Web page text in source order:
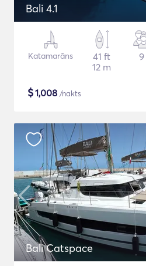
Bali 4.1
Katamarāns
41 ft
12 m
9
$1,008 /nakts
Bali Catspace